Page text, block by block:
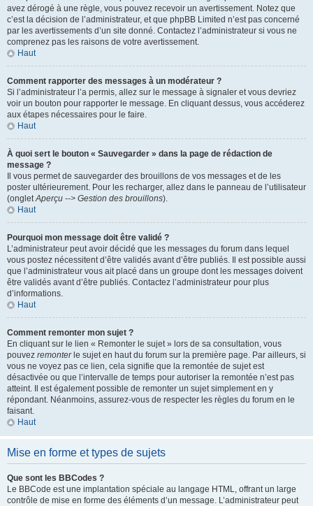
avez dérogé à une règle, vous pouvez recevoir un avertissement. Notez que
c’est la décision de l’administrateur, et que phpBB Limited n’est pas concerné
par les avertissements d’un site donné. Contactez l’administrateur si vous ne
comprenez pas les raisons de votre avertissement.
Haut
Comment rapporter des messages à un modérateur ?
Si l’administrateur l’a permis, allez sur le message à signaler et vous devriez
voir un bouton pour rapporter le message. En cliquant dessus, vous accéderez
aux étapes nécessaires pour le faire.
Haut
À quoi sert le bouton « Sauvegarder » dans la page de rédaction de
message ?
Il vous permet de sauvegarder des brouillons de vos messages et de les
poster ultérieurement. Pour les recharger, allez dans le panneau de l’utilisateur
(ongletAperçu --> Gestion des brouillons).
Haut
Pourquoi mon message doit être validé ?
L’administrateur peut avoir décidé que les messages du forum dans lequel
vous postez nécessitent d’être validés avant d’être publiés. Il est possible aussi
que l’administrateur vous ait placé dans un groupe dont les messages doivent
être validés avant d’être publiés. Contactez l’administrateur pour plus
d’informations.
Haut
Comment remonter mon sujet ?
En cliquant sur le lien « Remonter le sujet » lors de sa consultation, vous
pouvez remonterle sujet en haut du forum sur la première page. Par ailleurs, si
vous ne voyez pas ce lien, cela signifie que la remontée de sujet est
désactivée ou que l’intervalle de temps pour autoriser la remontée n’est pas
atteint. Il est également possible de remonter un sujet simplement en y
répondant. Néanmoins, assurez-vous de respecter les règles du forum en le
faisant.
Haut
Mise en forme et types de sujets
Que sont les BBCodes ?
Le BBCode est une implantation spéciale au langage HTML, offrant un large
contrôle de mise en forme des éléments d’un message. L’administrateur peut